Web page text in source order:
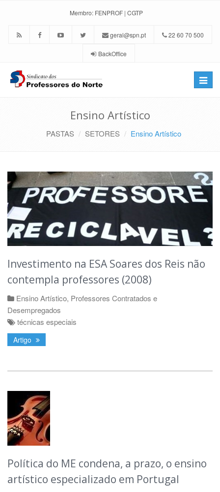
Membro: FENPROF | CGTP
geral@spn.pt 22 60 70 500
BackOffice
Toggle
Ensino Artístico
PASTAS SETORES Ensino Artístico
Investimento na ESA Soares dos Reis não
contempla professores (2008)
Ensino Artístico, Professores Contratados e
Desempregados
técnicas especiais
Artigo
Política do ME condena, a prazo, o ensino
artístico especializado em Portugal